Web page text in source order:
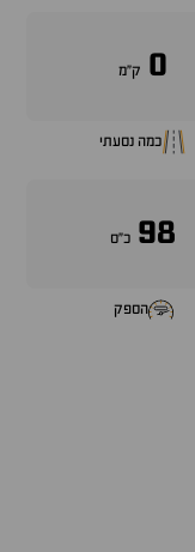
0 ק״מ
כמה נסעתי
98 כ״ס
הספק